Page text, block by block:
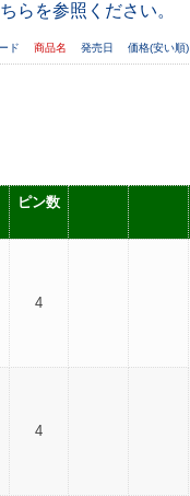
らを参照ください。
ド 商品名 発売日 価格(安い順)
ピン数
4
4